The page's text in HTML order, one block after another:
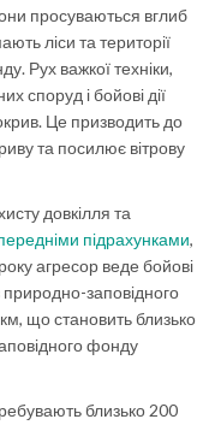
просуваються вглиб
ліси та території
Рух важкої техніки,
споруд і бойові дії
Це призводить до
та посилює вітрову
довкілля та
підрахунками,
агресор веде бойові
природно-заповідного
що становить близько
фонду
близько 200